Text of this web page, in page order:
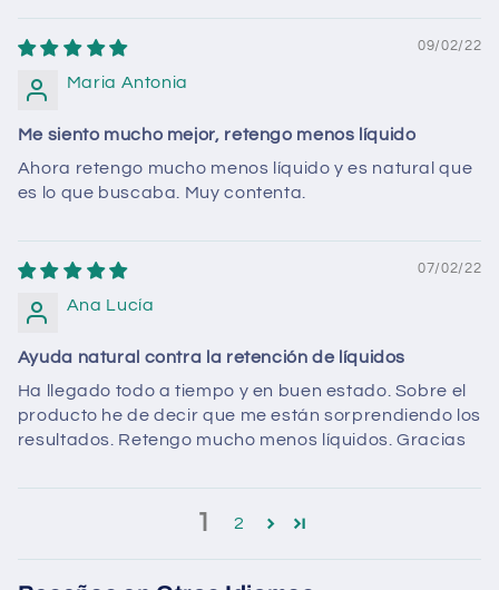
09/02/22
Maria Antonia
Me siento mucho mejor, retengo menos líquido
Ahora retengo mucho menos líquido y es natural que
es lo que buscaba. Muy contenta.
07/02/22
Ana Lucía
Ayuda natural contra la retención de líquidos
Ha llegado todo a tiempo y en buen estado. Sobre el
producto he de decir que me están sorprendiendo los
resultados. Retengo mucho menos líquidos. Gracias
1 2